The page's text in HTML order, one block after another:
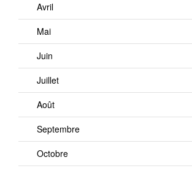
Avril
Mai
Juin
Juillet
Août
Septembre
Octobre